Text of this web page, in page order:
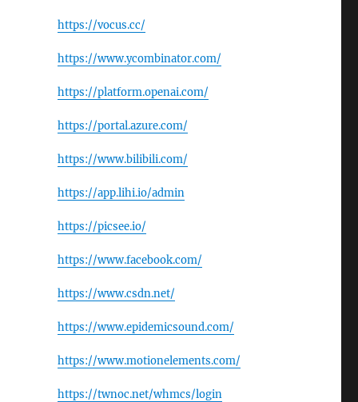
https://vocus.cc/
https://www.ycombinator.com/
https://platform.openai.com/
https://portal.azure.com/
https://www.bilibili.com/
https://app.lihi.io/admin
https://picsee.io/
https://www.facebook.com/
https://www.csdn.net/
https://www.epidemicsound.com/
https://www.motionelements.com/
https://twnoc.net/whmcs/login